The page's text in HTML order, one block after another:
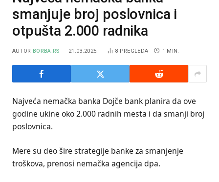
smanjuje broj poslovnica i
otpušta 2.000 radnika
AUTOR BORBA.RS 21.03.2025. 8 PREGLEDA 1 MIN.
Najveća nemačka banka Dojče bank planira da ove
godine ukine oko 2.000 radnih mesta i da smanji broj
poslovnica.
Mere su deo šire strategije banke za smanjenje
troškova, prenosi nemačka agencija dpa.